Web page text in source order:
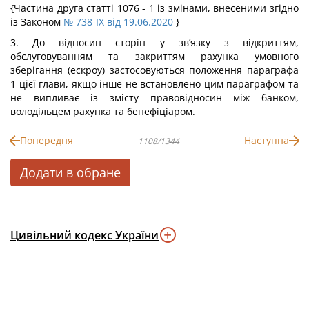
{Частина друга статті 1076 - 1 із змінами, внесеними згідно
із Законом № 738-IX від 19.06.2020 }
3. До відносин сторін у зв’язку з відкриттям,
обслуговуванням та закриттям рахунка умовного
зберігання (ескроу) застосовуються положення параграфа
1 цієї глави, якщо інше не встановлено цим параграфом та
не випливає із змісту правовідносин між банком,
володільцем рахунка та бенефіціаром.
Попередня 1108/1344 Наступна
Додати в обране
Цивільний кодекс України